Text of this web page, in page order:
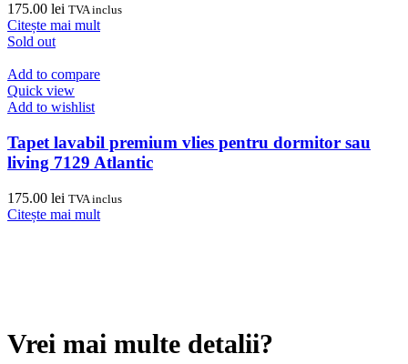
175.00 lei TVA inclus
Citește mai mult
Sold out
Add to compare
Quick view
Add to wishlist
Tapet lavabil premium vlies pentru dormitor sau
living 7129 Atlantic
175.00 lei TVA inclus
Citește mai mult
Vrei mai multe detalii?